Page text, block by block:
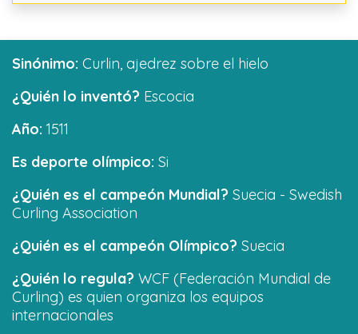
Sinónimo: Curlin, ajedrez sobre el hielo
¿Quién lo inventó? Escocia
Año: 1511
Es deporte olímpico: Si
¿Quién es el campeón Mundial? Suecia - Swedish
Curling Association
¿Quién es el campeón Olímpico? Suecia
¿Quién lo regula? WCF (Federación Mundial de
Curling) es quien organiza los equipos
internacionales